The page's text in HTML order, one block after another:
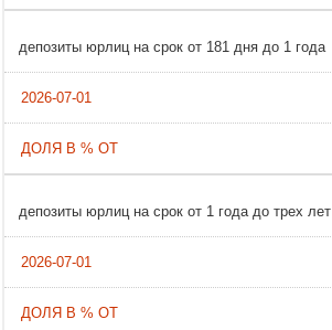
депозиты юрлиц на срок от 181 дня до 1 года
депозиты юрлиц на срок от 1 года до трех лет